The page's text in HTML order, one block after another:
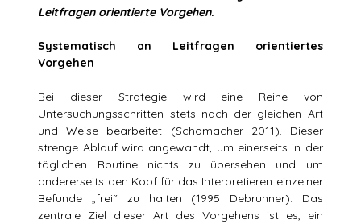
Leitfragen orientierte Vorgehen.
Systematisch an Leitfragen orientiertes
Vorgehen
Bei dieser Strategie wird eine Reihe von
Untersuchungsschritten stets nach der gleichen Art
und Weise bearbeitet (Schomacher 2011). Dieser
strenge Ablauf wird angewandt, um einerseits in der
täglichen Routine nichts zu übersehen und um
andererseits den Kopf für das Interpretieren einzelner
Befunde „frei“ zu halten (1995 Debrunner). Das
zentrale Ziel dieser Art des Vorgehens ist es, ein